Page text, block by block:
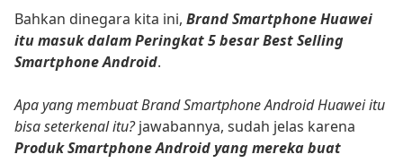
Bahkan dinegara kita ini, Brand Smartphone Huawei
itu masuk dalam Peringkat 5 besar Best Selling
Smartphone Android.
Apa yang membuat Brand Smartphone Android Huawei itu
bisa seterkenal itu?jawabannya, sudah jelas karena
Produk Smartphone Android yang mereka buat